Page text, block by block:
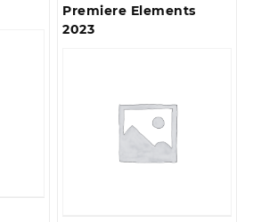
Premiere Elements
2023